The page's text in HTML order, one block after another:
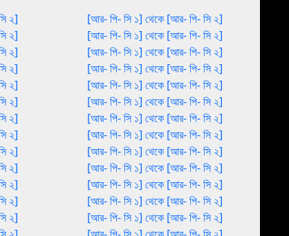
২]
২]
২]
২]
২]
২]
২]
২]
২]
২]
২]
২]
২]
[আর- পি- সি ১] থেকে [আর- পি- সি ২]
[আর- পি- সি ১] থেকে [আর- পি- সি ২]
[আর- পি- সি ১] থেকে [আর- পি- সি ২]
[আর- পি- সি ১] থেকে [আর- পি- সি ২]
[আর- পি- সি ১] থেকে [আর- পি- সি ২]
[আর- পি- সি ১] থেকে [আর- পি- সি ২]
[আর- পি- সি ১] থেকে [আর- পি- সি ২]
[আর- পি- সি ১] থেকে [আর- পি- সি ২]
[আর- পি- সি ১] থেকে [আর- পি- সি ২]
[আর- পি- সি ১] থেকে [আর- পি- সি ২]
[আর- পি- সি ১] থেকে [আর- পি- সি ২]
[আর- পি- সি ১] থেকে [আর- পি- সি ২]
[আর- পি- সি ১] থেকে [আর- পি- সি ২]